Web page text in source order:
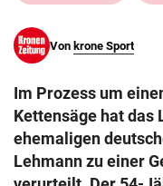
search
eingeben
Von krone Sport
Im Prozess um
Kettensäge hat das
ehemaligen
Lehmann zu einer